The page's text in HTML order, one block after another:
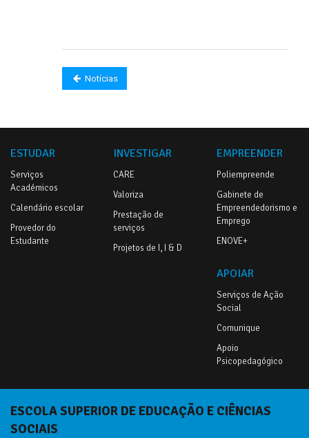
Notícias
ESTUDAR
Serviços
Académicos
Calendário escolar
Provedor do
Estudante
INVESTIGAR
CARE
Valoriza
Prestação de
serviços
Projetos de I, I & D
EMPREENDER
Poliempreende
Gabinete de
Empreendedorismo e
Emprego
ENOVE+
APOIAR
Serviços de Ação
Social
Comunique
Apoio
Psicopedagógico
ESCOLA SUPERIOR DE EDUCAÇÃO E CIÊNCIAS
SOCIAIS